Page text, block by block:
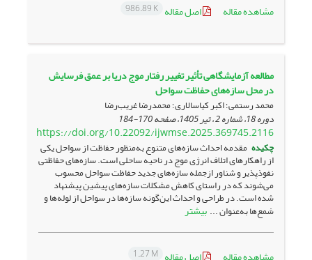
مشاهده مقاله اصل مقاله 986.89 K
مطالعه آزمایشگاهی تأثیر تغییر رفتار موج دریا بر عمق فرسایش
در محل سازه‌‌های حفاظت سواحل
محمد رستمی؛ اکبر کیاسالاری؛ محمدرضا غریب‌رضا
دوره 18، شماره 2 ، تیر 1405، صفحه 170-184
https://doi.org/10.22092/ijwmse.2025.369745.2116
چکیده مقدمه احداث سازه‌های متنوع به‌منظور حفاظت از سواحل یکی
از راهکارهای اتلاف انرژی موج در ناحیه ساحلی است. سازه‌‌های حفاظتی
نفوذپذیر و شناور ازجمله سازه‌‌های جدید حفاظت سواحل محسوب
می‌‌شوند که در راستای کاهش مشکلات سازه‌‌های پیشین پیشنهاد
شده است. در طراحی و احداث این‌‌گونه سازه‌‌ها در سواحل از لوله‌‌ها و
شمع‌‌ها به‌عنوان ... بیشتر
1.27 M